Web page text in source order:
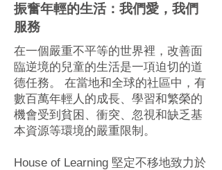
振奮年輕的生活：我們愛，我們
服務
在一個嚴重不平等的世界裡，改善面
臨逆境的兒童的生活是一項迫切的道
德任務。 在當地和全球的社區中，有
數百萬年輕人的成長、學習和繁榮的
機會受到貧困、衝突、忽視和缺乏基
本資源等環境的嚴重限制。
House of Learning 堅定不移地致力於